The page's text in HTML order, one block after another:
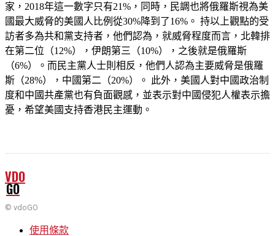
家，2018年這一數字只有21%，同時，民調也將俄羅斯視為美
國最大威脅的美國人比例從30%降到了16%。 持以上觀點的受
訪者多為共和黨支持者，他們認為，就威脅程度而言，北韓排
在第二位（12%），伊朗第三（10%），之後就是俄羅斯
（6%）。而民主黨人士則相反，他們人認為主要威脅是俄羅
斯（28%），中國第二（20%）。 此外，美國人對中國政治制
度和中國共產黨也有負面觀感，並表示對中國侵犯人權表示擔
憂，希望美國支持香港民主運動。
VDO
GO
© vdoGO
使用條款